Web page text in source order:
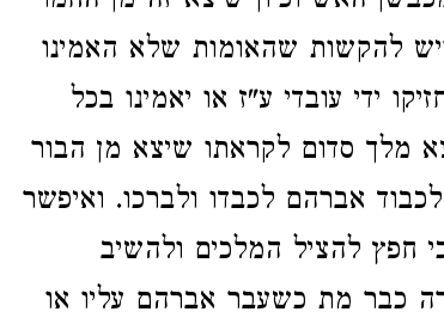
להקשות שהאומות שלא האמינו
ידי עובדי ע"ז או יאמינו בכל
מלך סדום לקראתו שיצא מן הבור
אברהם לכבדו ולברכו. ואיפשר
חפץ להציל המלכים ולהשיב
כבר מת כשעבר אברהם עליו או